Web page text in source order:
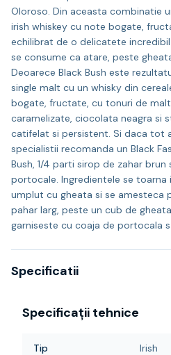
Oloroso. Din aceasta combinatie
irish whiskey cu note bogate,
echilibrat de o delicatete
se consume ca atare, peste
Deoarece Black Bush este
single malt cu un whisky din
bogate, fructate, cu tonuri de
caramelizate, ciocolata neagra si
catifelat si persistent. Si daca tot
specialistii recomanda un Black
Bush, 1/4 parti sirop de zahar
portocale. Ingredientele se
umplut cu gheata si se amesteca
pahar larg, peste un cub de
garniseste cu coaja de portocala
Specificatii
Specificații tehnice
Tip Irish